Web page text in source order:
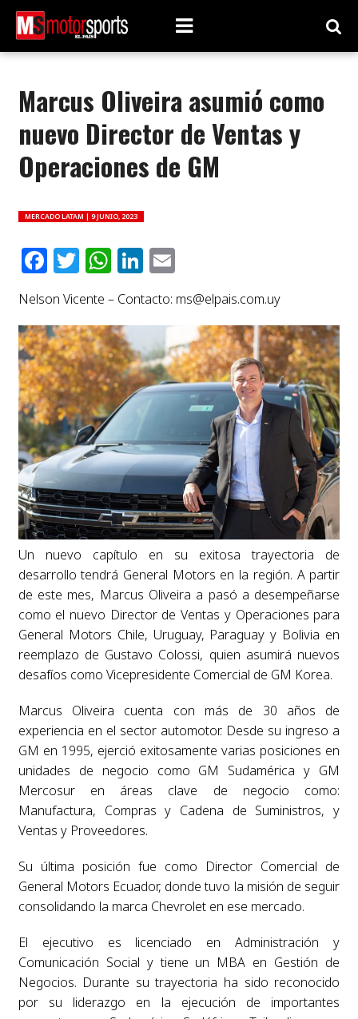
Marcus Oliveira asumió como
nuevo Director de Ventas y
Operaciones de GM
MERCADO LATAM | 9 JUNIO, 2023
Facebook
Twitter
WhatsApp
LinkedIn
Email
Nelson Vicente – Contacto: ms@elpais.com.uy
Un nuevo capítulo en su exitosa trayectoria de
desarrollo tendrá General Motors en la región. A partir
de este mes, Marcus Oliveira a pasó a desempeñarse
como el nuevo Director de Ventas y Operaciones para
General Motors Chile, Uruguay, Paraguay y Bolivia en
reemplazo de Gustavo Colossi, quien asumirá nuevos
desafíos como Vicepresidente Comercial de GM Korea.
Marcus Oliveira cuenta con más de 30 años de
experiencia en el sector automotor. Desde su ingreso a
GM en 1995, ejerció exitosamente varias posiciones en
unidades de negocio como GM Sudamérica y GM
Mercosur en áreas clave de negocio como:
Manufactura, Compras y Cadena de Suministros, y
Ventas y Proveedores.
Su última posición fue como Director Comercial de
General Motors Ecuador, donde tuvo la misión de seguir
consolidando la marca Chevrolet en ese mercado.
El ejecutivo es licenciado en Administración y
Comunicación Social y tiene un MBA en Gestión de
Negocios. Durante su trayectoria ha sido reconocido
por su liderazgo en la ejecución de importantes